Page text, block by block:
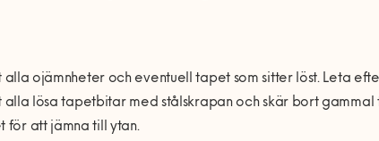
ojämnheter och eventuell tapet som sitter löst. Leta
lösa tapetbitar med stålskrapan och skär bort gammal
för att jämna till ytan.